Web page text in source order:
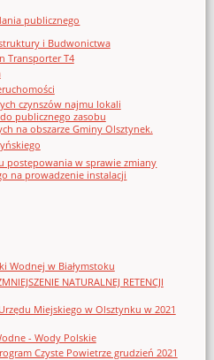
publicznego
i Budwonictwa
Transporter T4
czynszów najmu lokali
publicznego zasobu
na obszarze Gminy Olsztynek.
postępowania w sprawie zmiany
na prowadzenie instalacji
Wodnej w Białymstoku
NATURALNEJ RETENCJI
Miejskiego w Olsztynku w 2021
- Wody Polskie
Czyste Powietrze grudzień 2021